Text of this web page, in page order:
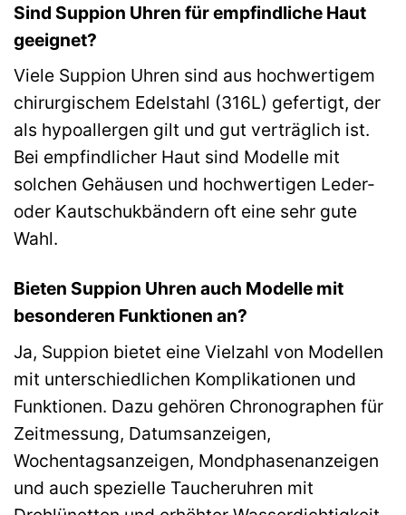
Sind Suppion Uhren für empfindliche Haut
geeignet?
Viele Suppion Uhren sind aus hochwertigem
chirurgischem Edelstahl (316L) gefertigt, der
als hypoallergen gilt und gut verträglich ist.
Bei empfindlicher Haut sind Modelle mit
solchen Gehäusen und hochwertigen Leder-
oder Kautschukbändern oft eine sehr gute
Wahl.
Bieten Suppion Uhren auch Modelle mit
besonderen Funktionen an?
Ja, Suppion bietet eine Vielzahl von Modellen
mit unterschiedlichen Komplikationen und
Funktionen. Dazu gehören Chronographen für
Zeitmessung, Datumsanzeigen,
Wochentagsanzeigen, Mondphasenanzeigen
und auch spezielle Taucheruhren mit